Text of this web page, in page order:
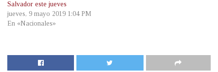
Salvador este jueves
jueves, 9 mayo 2019 1:04 PM
En «Nacionales»